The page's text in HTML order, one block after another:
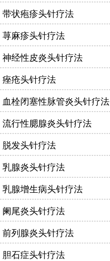
带状疱疹头针疗法
荨麻疹头针疗法
神经性皮炎头针疗法
痤疮头针疗法
血栓闭塞性脉管炎头针疗法
流行性腮腺炎头针疗法
脱发头针疗法
乳腺炎头针疗法
乳腺增生病头针疗法
阑尾炎头针疗法
前列腺炎头针疗法
胆石症头针疗法